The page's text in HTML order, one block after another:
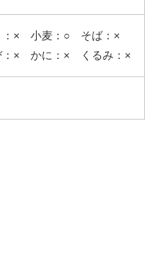
小麦：○ そば：×
× かに：× くるみ：×